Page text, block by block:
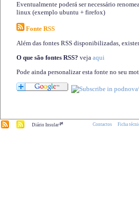
Eventualmente poderá ser necessário
linux (exemplo ubuntu + firefox)
Fonte RSS
Além das fontes RSS disponibilizadas,
O que são fontes RSS? veja aqui
Pode ainda personalizar esta fonte no seu
Diário Insular.pt Contactos Ficha